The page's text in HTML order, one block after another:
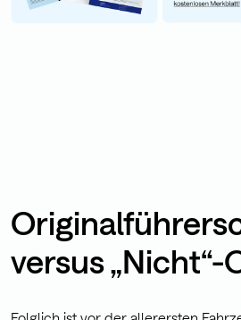
versus „Nicht“-